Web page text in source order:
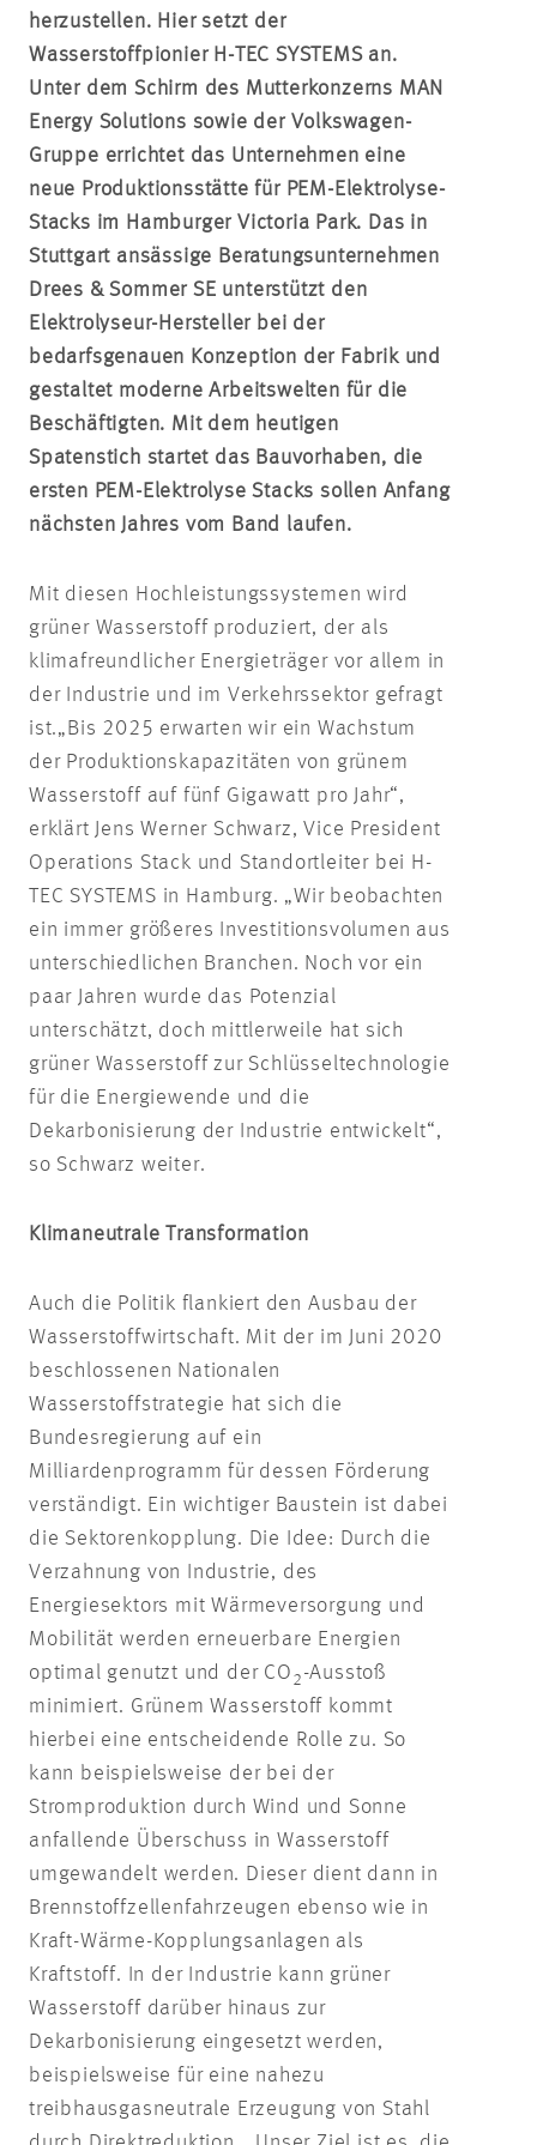
herzustellen. Hier setzt der
Wasserstoffpionier H-TEC SYSTEMS an.
Unter dem Schirm des Mutterkonzerns MAN
Energy Solutions sowie der Volkswagen-
Gruppe errichtet das Unternehmen eine
neue Produktionsstätte für PEM-Elektrolyse-
Stacks im Hamburger Victoria Park. Das in
Stuttgart ansässige Beratungsunternehmen
Drees & Sommer SE unterstützt den
Elektrolyseur-Hersteller bei der
bedarfsgenauen Konzeption der Fabrik und
gestaltet moderne Arbeitswelten für die
Beschäftigten. Mit dem heutigen
Spatenstich startet das Bauvorhaben, die
ersten PEM-Elektrolyse Stacks sollen Anfang
nächsten Jahres vom Band laufen.
Mit diesen Hochleistungssystemen wird
grüner Wasserstoff produziert, der als
klimafreundlicher Energieträger vor allem in
der Industrie und im Verkehrssektor gefragt
ist.„Bis 2025 erwarten wir ein Wachstum
der Produktionskapazitäten von grünem
Wasserstoff auf fünf Gigawatt pro Jahr“,
erklärt Jens Werner Schwarz, Vice President
Operations Stack und Standortleiter bei H-
TEC SYSTEMS in Hamburg. „Wir beobachten
ein immer größeres Investitionsvolumen aus
unterschiedlichen Branchen. Noch vor ein
paar Jahren wurde das Potenzial
unterschätzt, doch mittlerweile hat sich
grüner Wasserstoff zur Schlüsseltechnologie
für die Energiewende und die
Dekarbonisierung der Industrie entwickelt“,
so Schwarz weiter.
Klimaneutrale Transformation
Auch die Politik flankiert den Ausbau der
Wasserstoffwirtschaft. Mit der im Juni 2020
beschlossenen Nationalen
Wasserstoffstrategie hat sich die
Bundesregierung auf ein
Milliardenprogramm für dessen Förderung
verständigt. Ein wichtiger Baustein ist dabei
die Sektorenkopplung. Die Idee: Durch die
Verzahnung von Industrie, des
Energiesektors mit Wärmeversorgung und
Mobilität werden erneuerbare Energien
optimal genutzt und der CO 2 -Ausstoß
minimiert. Grünem Wasserstoff kommt
hierbei eine entscheidende Rolle zu. So
kann beispielsweise der bei der
Stromproduktion durch Wind und Sonne
anfallende Überschuss in Wasserstoff
umgewandelt werden. Dieser dient dann in
Brennstoffzellenfahrzeugen ebenso wie in
Kraft-Wärme-Kopplungsanlagen als
Kraftstoff. In der Industrie kann grüner
Wasserstoff darüber hinaus zur
Dekarbonisierung eingesetzt werden,
beispielsweise für eine nahezu
treibhausgasneutrale Erzeugung von Stahl